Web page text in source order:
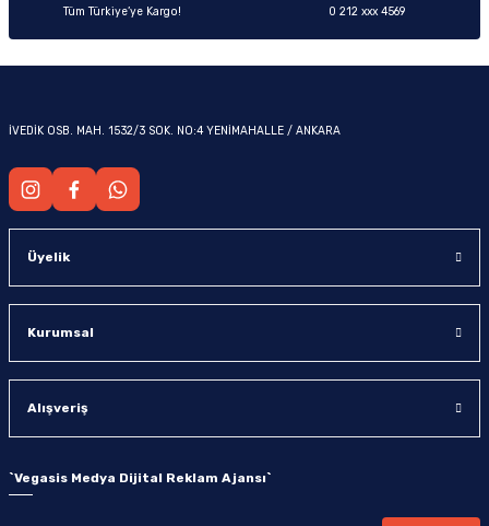
Tüm Türkiye’ye Kargo! 0 212 xxx 4569
İVEDİK OSB. MAH. 1532/3 SOK. NO:4 YENİMAHALLE / ANKARA
Üyelik
Kurumsal
Alışveriş
`Vegasis Medya Dijital Reklam Ajansı`